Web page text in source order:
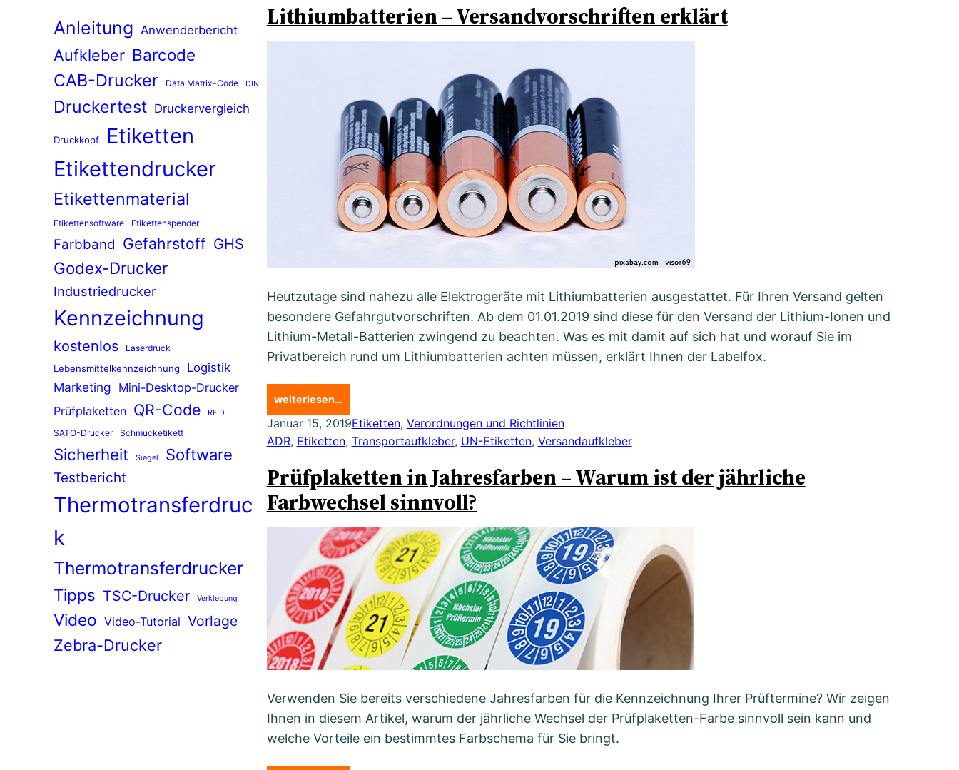
Anleitung Anwenderbericht
Aufkleber Barcode
CAB-Drucker Data Matrix-Code DIN
Druckertest Druckervergleich
Druckkopf
Etiketten
Etikettendrucker
Etikettenmaterial
Etikettensoftware Etikettenspender
Farbband Gefahrstoff GHS
Godex-Drucker
Industriedrucker
Kennzeichnung
kostenlos Laserdruck
Lebensmittelkennzeichnung Logistik
Marketing Mini-Desktop-Drucker
Prüfplaketten QR-Code RFID
SATO-Drucker Schmucketikett
Sicherheit Siegel Software
Testbericht
Thermotransferdruc
k
Thermotransferdrucker
Tipps TSC-Drucker Verklebung
Video Video-Tutorial Vorlage
Zebra-Drucker
Lithiumbatterien – Versandvorschriften erklärt
Heutzutage sind nahezu alle Elektrogeräte mit Lithiumbatterien ausgestattet. Für Ihren Versand gelten
besondere Gefahrgutvorschriften. Ab dem 01.01.2019 sind diese für den Versand der Lithium-Ionen und
Lithium-Metall-Batterien zwingend zu beachten. Was es mit damit auf sich hat und worauf Sie im
Privatbereich rund um Lithiumbatterien achten müssen, erklärt Ihnen der Labelfox.
weiterlesen…
Januar 15, 2019Etiketten, Verordnungen und Richtlinien
ADR, Etiketten, Transportaufkleber, UN-Etiketten, Versandaufkleber
Prüfplaketten in Jahresfarben – Warum ist der jährliche
Farbwechsel sinnvoll?
Verwenden Sie bereits verschiedene Jahresfarben für die Kennzeichnung Ihrer Prüftermine? Wir zeigen
Ihnen in diesem Artikel, warum der jährliche Wechsel der Prüfplaketten-Farbe sinnvoll sein kann und
welche Vorteile ein bestimmtes Farbschema für Sie bringt.